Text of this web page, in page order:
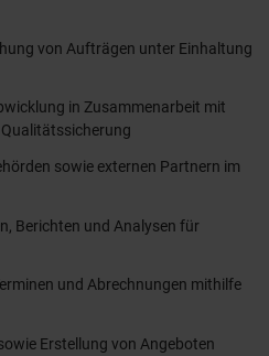
von Aufträgen unter Einhaltung
in Zusammenarbeit mit
sowie externen Partnern im
Berichten und Analysen für
und Abrechnungen mithilfe
Erstellung von Angeboten